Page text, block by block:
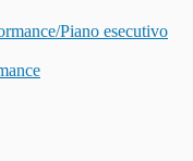
Piano esecutivo